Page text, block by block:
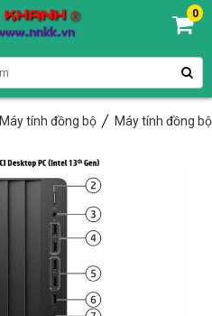
0
Máy tính đồng bộ Máy tính đồng